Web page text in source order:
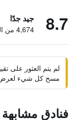
8.7 جيد جدًا
4,674 من التقييمات تم التحقق منها
لم يتم العثور على
مسح كل شيء لعرض
فنادق